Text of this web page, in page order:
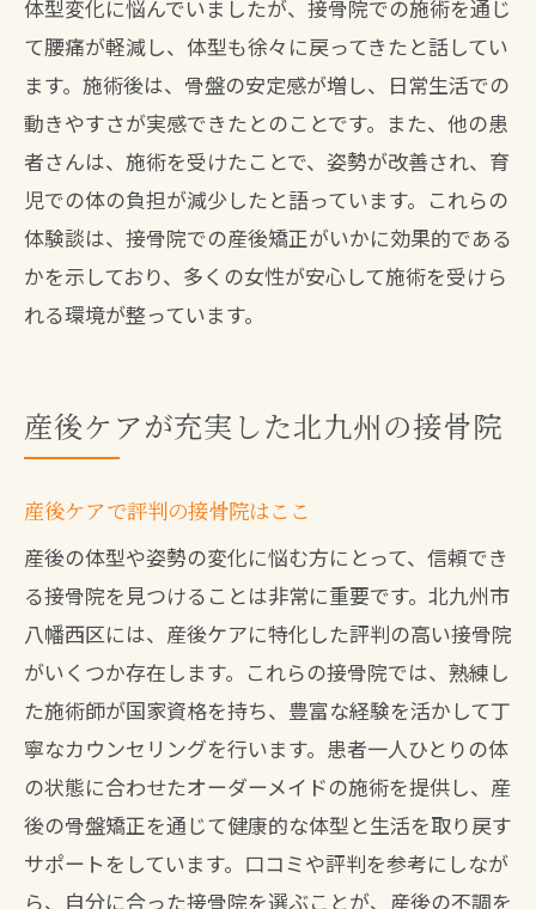
体型変化に悩んでいましたが、接骨院での施術を通じ
て腰痛が軽減し、体型も徐々に戻ってきたと話してい
ます。施術後は、骨盤の安定感が増し、日常生活での
動きやすさが実感できたとのことです。また、他の患
者さんは、施術を受けたことで、姿勢が改善され、育
児での体の負担が減少したと語っています。これらの
体験談は、接骨院での産後矯正がいかに効果的である
かを示しており、多くの女性が安心して施術を受けら
れる環境が整っています。
産後ケアが充実した北九州の接骨院
産後ケアで評判の接骨院はここ
産後の体型や姿勢の変化に悩む方にとって、信頼でき
る接骨院を見つけることは非常に重要です。北九州市
八幡西区には、産後ケアに特化した評判の高い接骨院
がいくつか存在します。これらの接骨院では、熟練し
た施術師が国家資格を持ち、豊富な経験を活かして丁
寧なカウンセリングを行います。患者一人ひとりの体
の状態に合わせたオーダーメイドの施術を提供し、産
後の骨盤矯正を通じて健康的な体型と生活を取り戻す
サポートをしています。口コミや評判を参考にしなが
ら、自分に合った接骨院を選ぶことが、産後の不調を